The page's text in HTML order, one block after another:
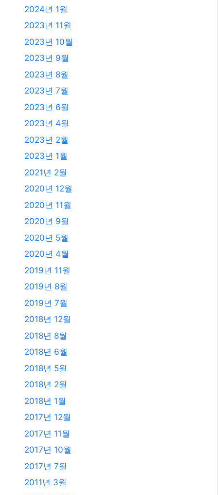
2023년 1월
2021년 2월
2020년 12월
2020년 11월
2020년 9월
2020년 5월
2020년 4월
2019년 11월
2019년 8월
2019년 7월
2018년 12월
2018년 8월
2018년 6월
2018년 5월
2018년 2월
2018년 1월
2017년 12월
2017년 11월
2017년 10월
2017년 7월
2011년 3월
2009년 12월
2008년 9월
2008년 3월
카테고리
AI